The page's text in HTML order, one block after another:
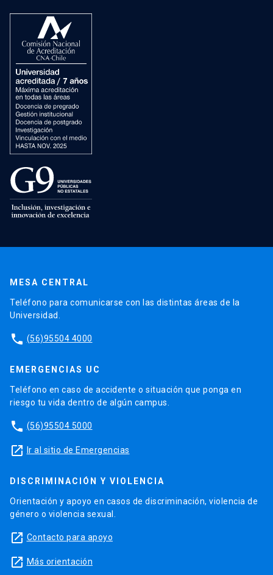
MESA CENTRAL
Teléfono para comunicarse con las distintas áreas de la
Universidad.
phone (56)95504 4000
EMERGENCIAS UC
Teléfono en caso de accidente o situación que ponga en
riesgo tu vida dentro de algún campus.
phone (56)95504 5000
launch Ir al sitio de Emergencias
DISCRIMINACIÓN Y VIOLENCIA
Orientación y apoyo en casos de discriminación, violencia de
género o violencia sexual.
launch Contacto para apoyo
launch Más orientación